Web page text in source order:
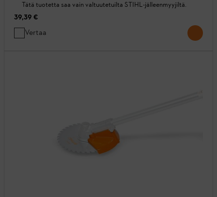
Tätä tuotetta saa vain valtuutetuilta STIHL-jälleenmyyjiltä.
39,39 €
Vertaa